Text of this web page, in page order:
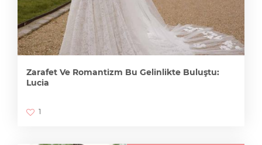
Zarafet Ve Romantizm Bu Gelinlikte Buluştu:
Lucia
1